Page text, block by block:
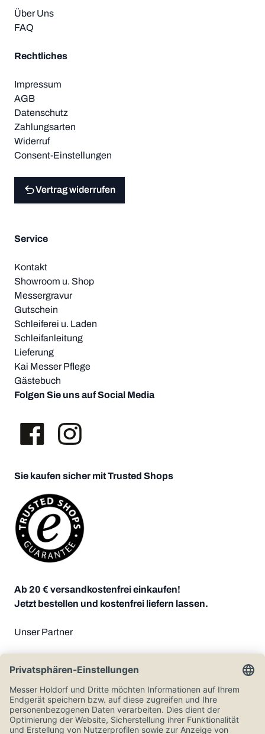
Über Uns
FAQ
Rechtliches
Impressum
AGB
Datenschutz
Zahlungsarten
Widerruf
Consent-Einstellungen
Vertrag widerrufen
Service
Kontakt
Showroom u. Shop
Messergravur
Gutschein
Schleiferei u. Laden
Schleifanleitung
Lieferung
Kai Messer Pflege
Gästebuch
Folgen Sie uns auf Social Media
Sie kaufen sicher mit Trusted Shops
Ab 20 € versandkostenfrei einkaufen!
Jetzt bestellen und kostenfrei liefern lassen.
Unser Partner
Zahlungsoptionen